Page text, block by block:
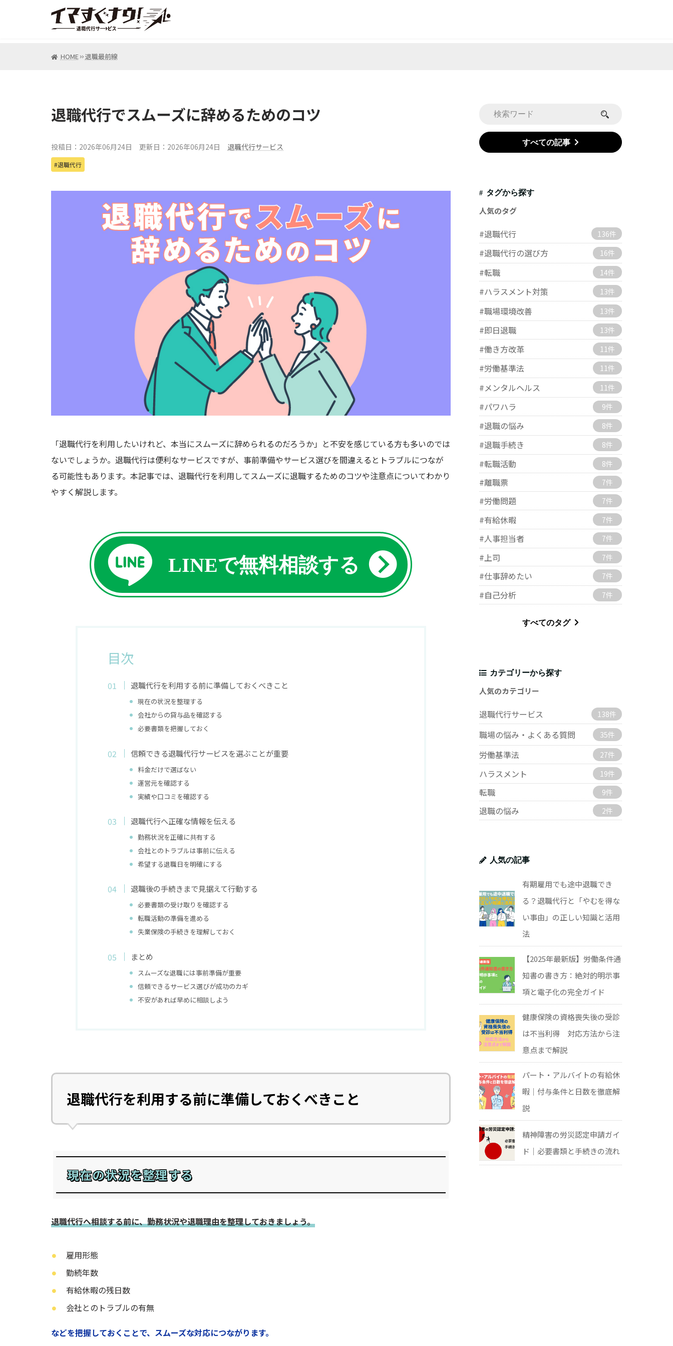
HOME 退職最前線
退職代行でスムーズに辞めるためのコツ
投稿日：2026年06月24日 更新日：2026年06月24日 退職代行サービス
退職代行
「退職代行を利用したいけれど、本当にスムーズに辞められるのだろうか」と不安を感じている方も多いのでは
ないでしょうか。退職代行は便利なサービスですが、事前準備やサービス選びを間違えるとトラブルにつなが
る可能性もあります。本記事では、退職代行を利用してスムーズに退職するためのコツや注意点についてわかり
やすく解説します。
LINEで無料相談する
目次
退職代行を利用する前に準備しておくべきこと
現在の状況を整理する
会社からの貸与品を確認する
必要書類を把握しておく
信頼できる退職代行サービスを選ぶことが重要
料金だけで選ばない
運営元を確認する
実績や口コミを確認する
退職代行へ正確な情報を伝える
勤務状況を正確に共有する
会社とのトラブルは事前に伝える
希望する退職日を明確にする
退職後の手続きまで見据えて行動する
必要書類の受け取りを確認する
転職活動の準備を進める
失業保険の手続きを理解しておく
まとめ
スムーズな退職には事前準備が重要
信頼できるサービス選びが成功のカギ
不安があれば早めに相談しよう
退職代行を利用する前に準備しておくべきこと
現在の状況を整理する
退職代行へ相談する前に、勤務状況や退職理由を整理しておきましょう。
雇用形態
勤続年数
有給休暇の残日数
会社とのトラブルの有無
などを把握しておくことで、スムーズな対応につながります。
すべての記事
タグから探す
人気のタグ
#退職代行 136件
#退職代行の選び方 16件
#転職 14件
#ハラスメント対策 13件
#職場環境改善 13件
#即日退職 13件
#働き方改革 11件
#労働基準法 11件
#メンタルヘルス 11件
#パワハラ 9件
#退職の悩み 8件
#退職手続き 8件
#転職活動 8件
#離職票 7件
#労働問題 7件
#有給休暇 7件
#人事担当者 7件
#上司 7件
#仕事辞めたい 7件
#自己分析 7件
すべてのタグ
カテゴリーから探す
人気のカテゴリー
退職代行サービス 138件
職場の悩み・よくある質問 35件
労働基準法 27件
ハラスメント 19件
転職 9件
退職の悩み 2件
人気の記事
有期雇用でも途中退職でき
る？退職代行と「やむを得な
い事由」の正しい知識と活用
法
【2025年最新版】労働条件通
知書の書き方：絶対的明示事
項と電子化の完全ガイド
健康保険の資格喪失後の受診
は不当利得 対応方法から注
意点まで解説
パート・アルバイトの有給休
暇｜付与条件と日数を徹底解
説
精神障害の労災認定申請ガイ
ド｜必要書類と手続きの流れ